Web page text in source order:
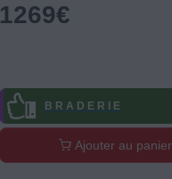
1269€
B R A D E R I E
Ajouter au panier